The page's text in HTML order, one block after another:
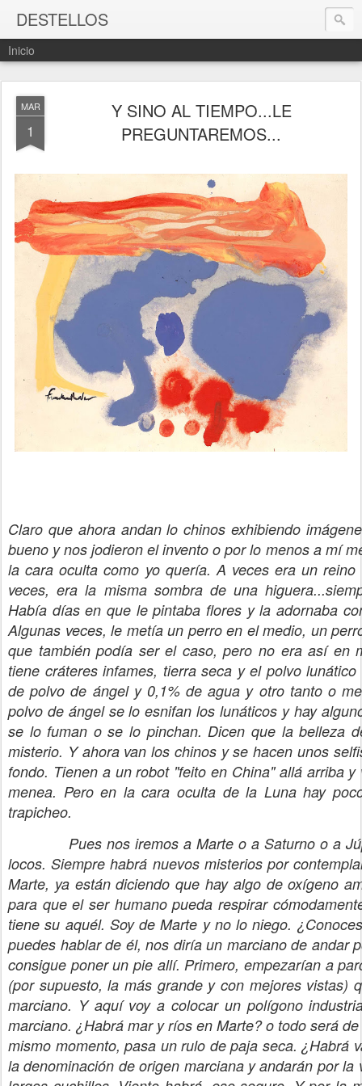
DESTELLOS
Inicio
MAR
1
Y SINO AL TIEMPO...LE
PREGUNTAREMOS...
Claro que ahora andan lo chinos exhibiendo
bueno y nos jodieron el invento o por lo menos a mí
la cara oculta como yo quería. A veces era un
veces, era la misma sombra de una
Había días en que le pintaba flores y la adornaba
Algunas veces, le metía un perro en el medio, un
que también podía ser el caso, pero no era así en
tiene cráteres infames, tierra seca y el polvo
de polvo de ángel y 0,1% de agua y otro tanto o
polvo de ángel se lo esnifan los lunáticos y hay
se lo fuman o se lo pinchan. Dicen que la belleza
misterio. Y ahora van los chinos y se hacen unos
fondo. Tienen a un robot "feito en China" allá arriba
menea. Pero en la cara oculta de la Luna hay
trapicheo.
Pues nos iremos a Marte o a Saturno o a
locos. Siempre habrá nuevos misterios por
Marte, ya están diciendo que hay algo de oxígeno
para que el ser humano pueda respirar
tiene su aquél. Soy de Marte y no lo niego.
puedes hablar de él, nos diría un marciano de andar
consigue poner un pie allí. Primero, empezarían a
(por supuesto, la más grande y con mejores vistas)
marciano. Y aquí voy a colocar un polígono
marciano. ¿Habrá mar y ríos en Marte? o todo será
mismo momento, pasa un rulo de paja seca. ¿Habrá
la denominación de origen marciana y andarán por